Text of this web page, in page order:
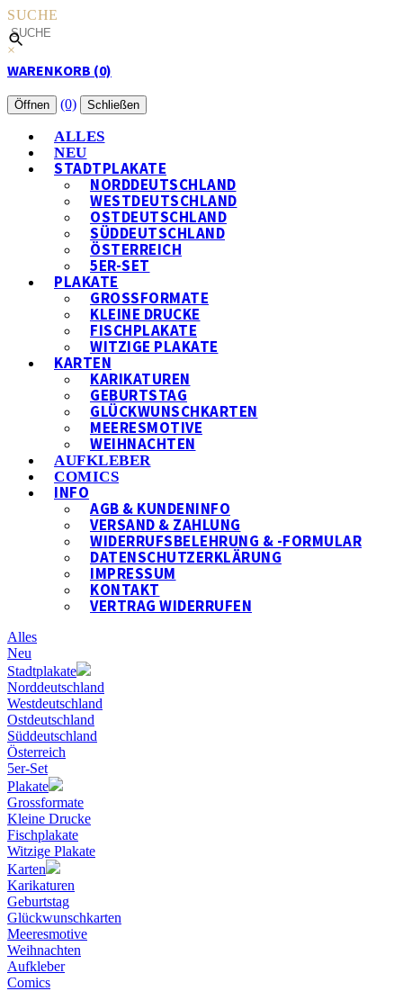
SUCHE
×
WARENKORB (0)
Öffnen (0) Schließen
ALLES
NEU
STADTPLAKATE
NORDDEUTSCHLAND
WESTDEUTSCHLAND
OSTDEUTSCHLAND
SÜDDEUTSCHLAND
ÖSTERREICH
5ER-SET
PLAKATE
GROSSFORMATE
KLEINE DRUCKE
FISCHPLAKATE
WITZIGE PLAKATE
KARTEN
KARIKATUREN
GEBURTSTAG
GLÜCKWUNSCHKARTEN
MEERESMOTIVE
WEIHNACHTEN
AUFKLEBER
COMICS
INFO
AGB & KUNDENINFO
VERSAND & ZAHLUNG
WIDERRUFSBELEHRUNG & -FORMULAR
DATENSCHUTZERKLÄRUNG
IMPRESSUM
KONTAKT
VERTRAG WIDERRUFEN
Alles
Neu
Stadtplakate
Norddeutschland
Westdeutschland
Ostdeutschland
Süddeutschland
Österreich
5er-Set
Plakate
Grossformate
Kleine Drucke
Fischplakate
Witzige Plakate
Karten
Karikaturen
Geburtstag
Glückwunschkarten
Meeresmotive
Weihnachten
Aufkleber
Comics